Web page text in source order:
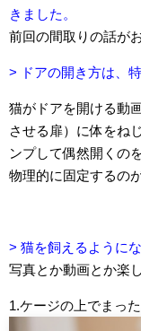
きました。
前回の間取りの話が
> ドアの開き方は、
猫がドアを開ける動
させる扉）に体をね
ンプして偶然開くの
物理的に固定するの
> 猫を飼えるように
写真とか動画とか楽
1.ケージの上でまっ